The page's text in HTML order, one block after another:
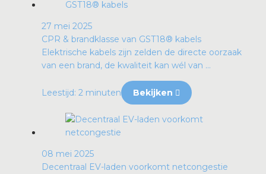
27 mei 2025
CPR & brandklasse van GST18® kabels
Elektrische kabels zijn zelden de directe oorzaak
van een brand, de kwaliteit kan wél van ...
Leestijd: 2 minuten Bekijken
08 mei 2025
Decentraal EV-laden voorkomt netcongestie